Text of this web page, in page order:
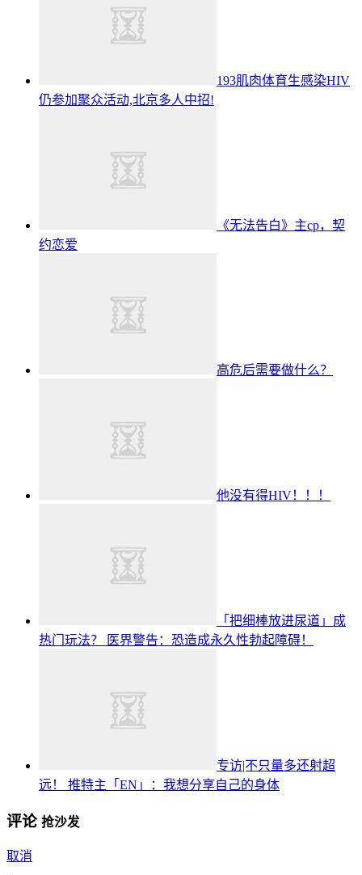
193肌肉体育生感染HIV
仍参加聚众活动,北京多人中招!
《无法告白》主cp，契
约恋爱
高危后需要做什么？
他没有得HIV！！！
「把细棒放进尿道」成
热门玩法？ 医界警告：恐造成永久性勃起障碍！
专访|不只量多还射超
远！ 推特主「EN」：我想分享自己的身体
评论 抢沙发
取消